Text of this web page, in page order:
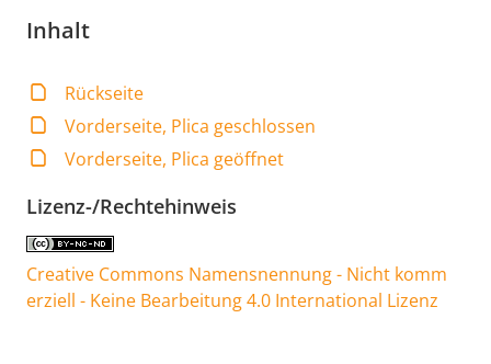
Inhalt
Rückseite
Vorderseite, Plica geschlossen
Vorderseite, Plica geöffnet
Lizenz-/Rechtehinweis
Creative Commons Namensnennung - Nicht komm
erziell - Keine Bearbeitung 4.0 International Lizenz